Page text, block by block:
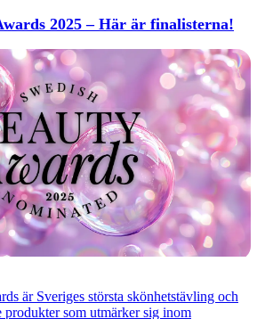
2025 – Här är finalisterna!
är Sveriges största skönhetstävling och
som utmärker sig inom